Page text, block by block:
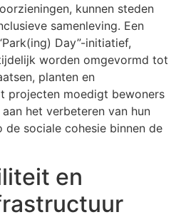
kunnen steden
samenleving. Een
Day”-initiatief,
worden omgevormd tot
planten en
projecten moedigt bewoners
het verbeteren van hun
sociale cohesie binnen de
en